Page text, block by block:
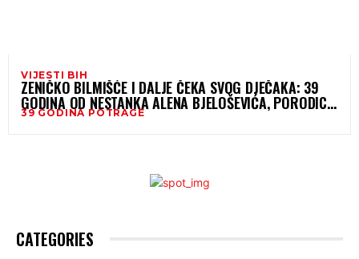
VIJESTI BIH
ZENIČKO BILMIŠĆE I DALJE ČEKA SVOG DJEČAKA: 39
GODINA OD NESTANKA ALENA BJELOŠEVIĆA, PORODICA
NE GUBI NADU
39 GODINA POTRAGE
CATEGORIES